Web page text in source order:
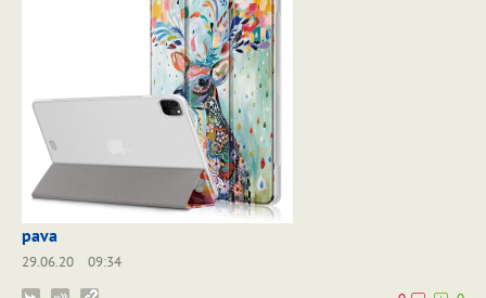
pava
29.06.20
09:34